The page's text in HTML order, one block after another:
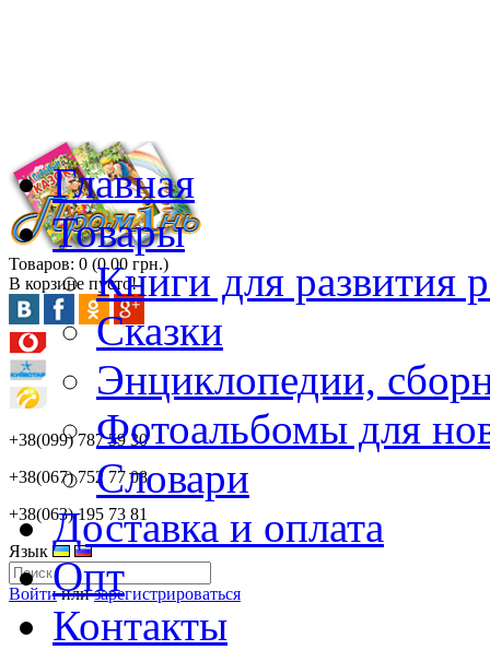
Товаров: 0 (0.00 грн.)
В корзине пусто!
+38(099) 787 59 30
+38(067) 752 77 08
+38(063) 195 73 81
Язык
Войтиилизарегистрироваться
Главная
Товары
Книги для развития
Сказки
Энциклопедии,
Фотоальбомы для
Словари
Доставка и оплата
Опт
Контакты